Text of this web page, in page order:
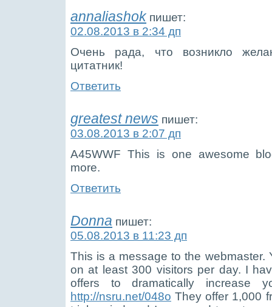
annaliashok пишет:
02.08.2013 в 2:34 дп
Очень рада, что возникло
цитатник!
Ответить
greatest news пишет:
03.08.2013 в 2:07 дп
A45WWF This is one awesome
more.
Ответить
Donna пишет:
05.08.2013 в 11:23 дп
This is a message to the webmaster.
on at least 300 visitors per day. I
offers to dramatically increase
http://nsru.net/048o They offer 1,000